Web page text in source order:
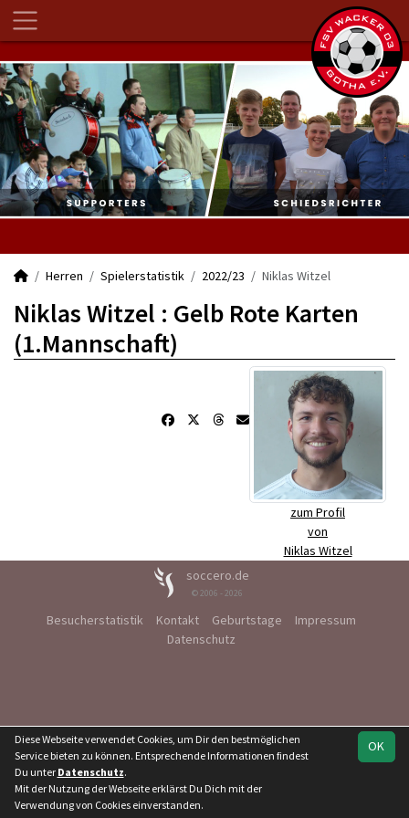
Herren Spielerstatistik 2022/23 Niklas Witzel
Niklas Witzel : Gelb Rote Karten
(1.Mannschaft)
zum Profil
von
Niklas Witzel
soccero.de
© 2006 - 2026
Besucherstatistik Kontakt Geburtstage
Impressum
Datenschutz
OK
Diese Webseite verwendet Cookies, um Dir den bestmöglichen
Service bieten zu können. Entsprechende Informationen findest
Du unter Datenschutz.
Mit der Nutzung der Webseite erklärst Du Dich mit der
Verwendung von Cookies einverstanden.